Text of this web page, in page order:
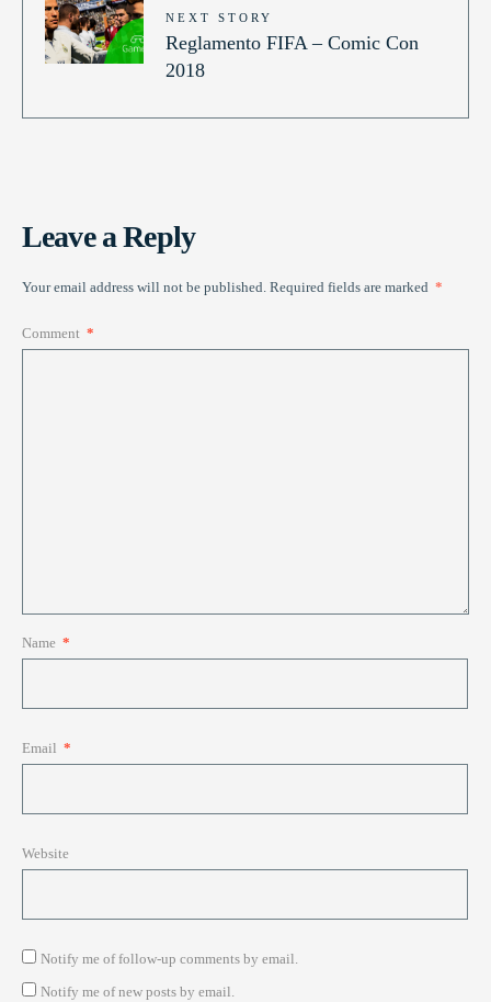
NEXT STORY
Reglamento FIFA – Comic Con
2018
Leave a Reply
Your email address will not be published. Required fields are marked *
Comment *
Name *
Email *
Website
Notify me of follow-up comments by email.
Notify me of new posts by email.